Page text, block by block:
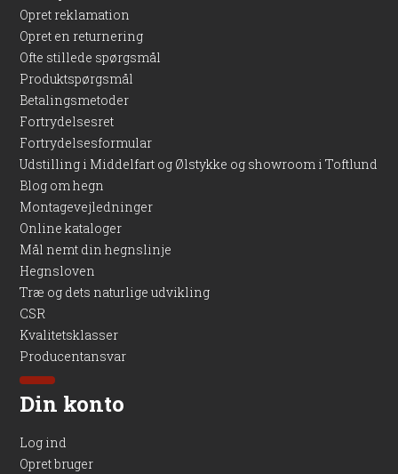
Opret reklamation
Opret en returnering
Ofte stillede spørgsmål
Produktspørgsmål
Betalingsmetoder
Fortrydelsesret
Fortrydelsesformular
Udstilling i Middelfart og Ølstykke og showroom i Toftlund
Blog om hegn
Montagevejledninger
Online kataloger
Mål nemt din hegnslinje
Hegnsloven
Træ og dets naturlige udvikling
CSR
Kvalitetsklasser
Producentansvar
Din konto
Log ind
Opret bruger